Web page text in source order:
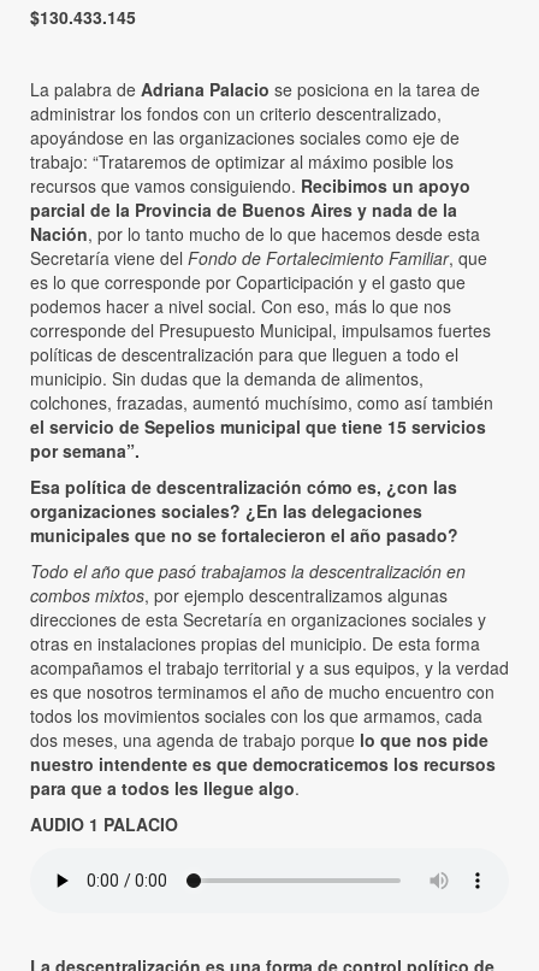
$130.433.145
La palabra de Adriana Palacio se posiciona en la tarea de
administrar los fondos con un criterio descentralizado,
apoyándose en las organizaciones sociales como eje de
trabajo: “Trataremos de optimizar al máximo posible los
recursos que vamos consiguiendo. Recibimos un apoyo
parcial de la Provincia de Buenos Aires y nada de la
Nación, por lo tanto mucho de lo que hacemos desde esta
Secretaría viene del Fondo de Fortalecimiento Familiar, que
es lo que corresponde por Coparticipación y el gasto que
podemos hacer a nivel social. Con eso, más lo que nos
corresponde del Presupuesto Municipal, impulsamos fuertes
políticas de descentralización para que lleguen a todo el
municipio. Sin dudas que la demanda de alimentos,
colchones, frazadas, aumentó muchísimo, como así también
el servicio de Sepelios municipal que tiene 15 servicios
por semana”.
Esa política de descentralización cómo es, ¿con las
organizaciones sociales? ¿En las delegaciones
municipales que no se fortalecieron el año pasado?
Todo el año que pasó trabajamos la descentralización en
combos mixtos, por ejemplo descentralizamos algunas
direcciones de esta Secretaría en organizaciones sociales y
otras en instalaciones propias del municipio. De esta forma
acompañamos el trabajo territorial y a sus equipos, y la verdad
es que nosotros terminamos el año de mucho encuentro con
todos los movimientos sociales con los que armamos, cada
dos meses, una agenda de trabajo porque lo que nos pide
nuestro intendente es que democraticemos los recursos
para que a todos les llegue algo.
AUDIO 1 PALACIO
La descentralización es una forma de control político de